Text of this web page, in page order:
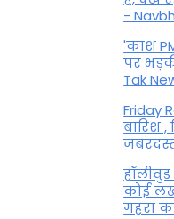
-
'काश
पर
Tak
Friday
बारिश
कोई
गहरा